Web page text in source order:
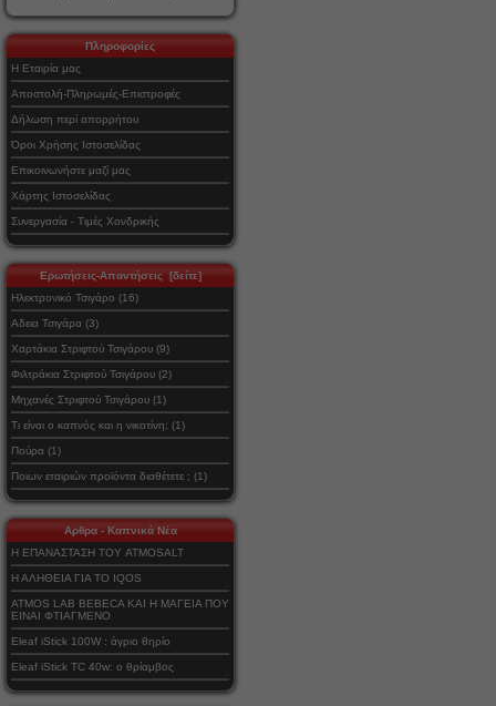
Πληροφορίες
Η Εταιρία μας
Αποστολή-Πληρωμές-Επιστροφές
Δήλωση περί απορρήτου
Όροι Χρήσης Ιστοσελίδας
Επικοινωνήστε μαζί μας
Χάρτης Ιστοσελίδας
Συνεργασία - Τιμές Χονδρικής
Ερωτήσεις-Απαντήσεις [δείτε]
Ηλεκτρονικό Τσιγάρο (16)
Αδεια Τσιγάρα (3)
Χαρτάκια Στριφτού Τσιγάρου (9)
Φιλτράκια Στριφτού Τσιγάρου (2)
Μηχανές Στριφτού Τσιγάρου (1)
Τι είναι ο καπνός και η νικοτίνη; (1)
Πούρα (1)
Ποιων εταιριών προϊόντα διαθέτετε ; (1)
Αρθρα - Καπνικά Νέα
Η ΕΠΑΝΑΣΤΑΣΗ ΤΟΥ ATMOSALT
Η ΑΛΗΘΕΙΑ ΓΙΑ ΤΟ IQOS
ATMOS LAB BEBECA ΚΑΙ Η ΜΑΓΕΙΑ ΠΟΥ
ΕΙΝΑΙ ΦΤΙΑΓΜΕΝΟ
Eleaf iStick 100W : άγριο θηρίο
Eleaf iStick TC 40w: ο θρίαμβος